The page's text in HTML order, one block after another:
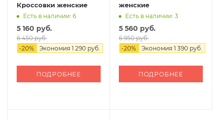
Кроссовки женские
Есть в наличии: 6
5 160 руб.
6 450 руб.
-20% Экономия 1 290 руб.
ПОДРОБНЕЕ
женские
Есть в наличии: 3
5 560 руб.
6 950 руб.
-20% Экономия 1 390 руб.
ПОДРОБНЕЕ